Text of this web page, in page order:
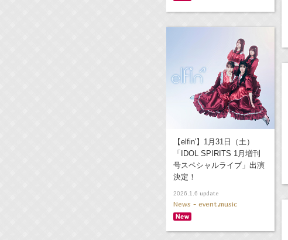
【elfin'】1月31日（土）
「IDOL SPIRITS 1月増刊
号スペシャルライブ」出演
決定！
2026.1.6 update
News - event,music